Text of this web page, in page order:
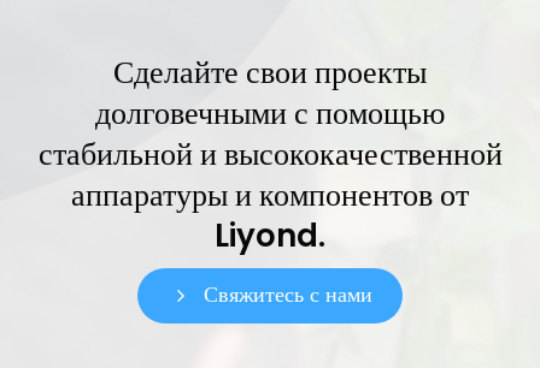
Сделайте свои проекты
долговечными с помощью
стабильной и высококачественной
аппаратуры и компонентов от
Liyond.
Свяжитесь с нами